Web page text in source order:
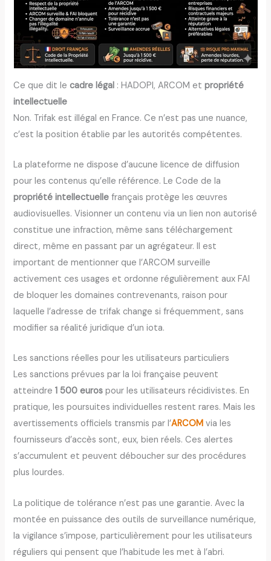
Ce que dit lecadre légal : HADOPI, ARCOM etpropriété
intellectuelle
Non. Trifak est illégal en France. Ce n’est pas une nuance,
c’est la position établie par les autorités compétentes.
La plateforme ne dispose d’aucune licence de diffusion
pour les contenus qu’elle référence. Le Code de la
propriété intellectuelle français protège les œuvres
audiovisuelles. Visionner un contenu via un lien non autorisé
constitue une infraction, même sans téléchargement
direct, même en passant par un agrégateur. Il est
important de mentionner que l’ARCOM surveille
activement ces usages et ordonne régulièrement aux FAI
de bloquer les domaines contrevenants, raison pour
laquelle l’adresse de trifak change si fréquemment, sans
modifier sa réalité juridique d’un iota.
Les sanctions réelles pour les utilisateurs particuliers
Les sanctions prévues par la loi française peuvent
atteindre1 500 euros pour les utilisateurs récidivistes. En
pratique, les poursuites individuelles restent rares. Mais les
avertissements officiels transmis par l’ARCOM via les
fournisseurs d’accès sont, eux, bien réels. Ces alertes
s’accumulent et peuvent déboucher sur des procédures
plus lourdes.
La politique de tolérance n’est pas une garantie. Avec la
montée en puissance des outils de surveillance numérique,
la vigilance s’impose, particulièrement pour les utilisateurs
réguliers qui pensent que l’habitude les met à l’abri.